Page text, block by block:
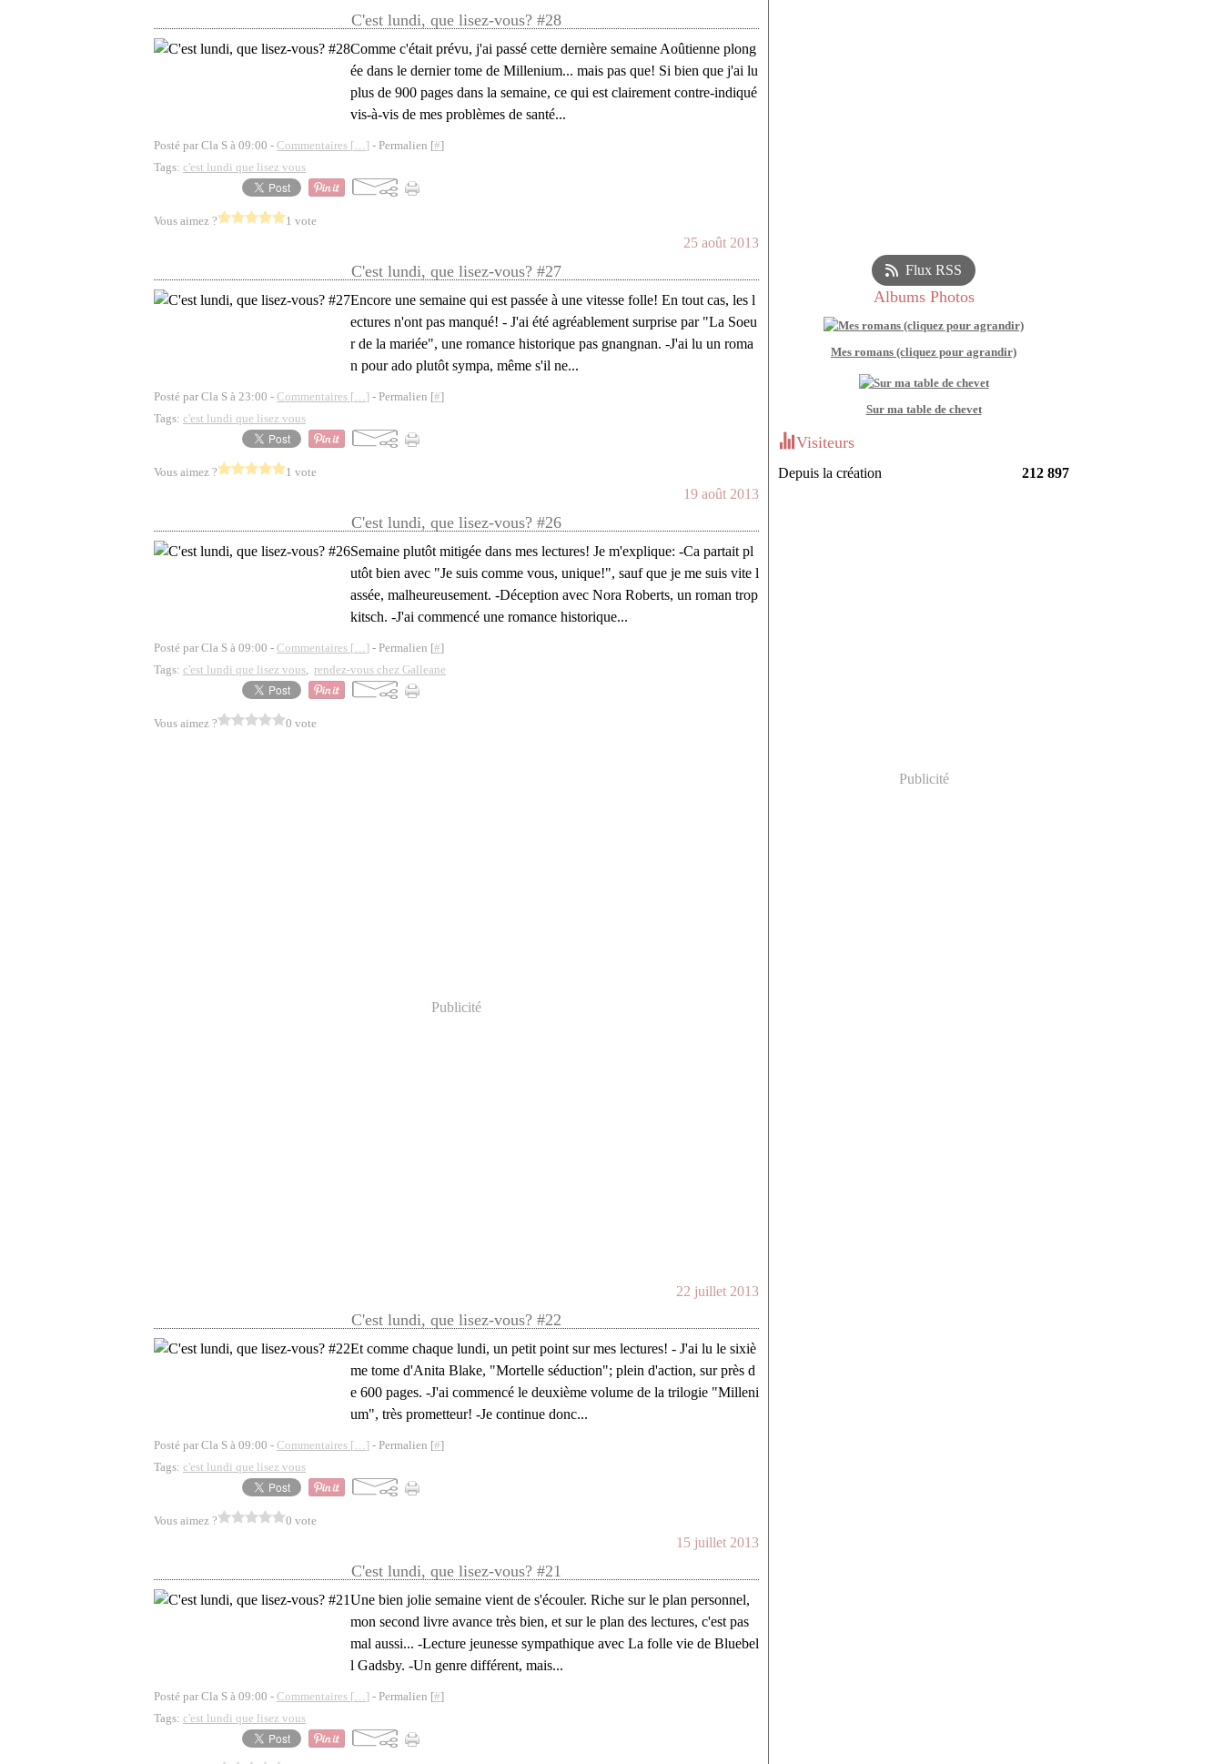
C'est lundi, que lisez-vous? #28
Comme c'était prévu, j'ai passé cette dernière semaine Aoûtienne plong
ée dans le dernier tome de Millenium... mais pas que! Si bien que j'ai lu
plus de 900 pages dans la semaine, ce qui est clairement contre-indiqué
vis-à-vis de mes problèmes de santé...
Posté par Cla S à 09:00 - Commentaires […] - Permalien [#]
Tags: c'est lundi que lisez vous
Vous aimez ? 1 vote
25 août 2013
C'est lundi, que lisez-vous? #27
Encore une semaine qui est passée à une vitesse folle! En tout cas, les l
ectures n'ont pas manqué! - J'ai été agréablement surprise par "La Soeu
r de la mariée", une romance historique pas gnangnan. -J'ai lu un roma
n pour ado plutôt sympa, même s'il ne...
Posté par Cla S à 23:00 - Commentaires […] - Permalien [#]
Tags: c'est lundi que lisez vous
Vous aimez ? 1 vote
19 août 2013
C'est lundi, que lisez-vous? #26
Semaine plutôt mitigée dans mes lectures! Je m'explique: -Ca partait pl
utôt bien avec "Je suis comme vous, unique!", sauf que je me suis vite l
assée, malheureusement. -Déception avec Nora Roberts, un roman trop
kitsch. -J'ai commencé une romance historique...
Posté par Cla S à 09:00 - Commentaires […] - Permalien [#]
Tags: c'est lundi que lisez vous, rendez-vous chez Galleane
Vous aimez ? 0 vote
Publicité
22 juillet 2013
C'est lundi, que lisez-vous? #22
Et comme chaque lundi, un petit point sur mes lectures! - J'ai lu le sixiè
me tome d'Anita Blake, "Mortelle séduction"; plein d'action, sur près d
e 600 pages. -J'ai commencé le deuxième volume de la trilogie "Milleni
um", très prometteur! -Je continue donc...
Posté par Cla S à 09:00 - Commentaires […] - Permalien [#]
Tags: c'est lundi que lisez vous
Vous aimez ? 0 vote
15 juillet 2013
C'est lundi, que lisez-vous? #21
Une bien jolie semaine vient de s'écouler. Riche sur le plan personnel,
mon second livre avance très bien, et sur le plan des lectures, c'est pas
mal aussi... -Lecture jeunesse sympathique avec La folle vie de Bluebel
l Gadsby. -Un genre différent, mais...
Posté par Cla S à 09:00 - Commentaires […] - Permalien [#]
Tags: c'est lundi que lisez vous
Flux RSS
Albums Photos
Mes romans (cliquez pour agrandir)
Sur ma table de chevet
Visiteurs
Depuis la création 212 897
Publicité